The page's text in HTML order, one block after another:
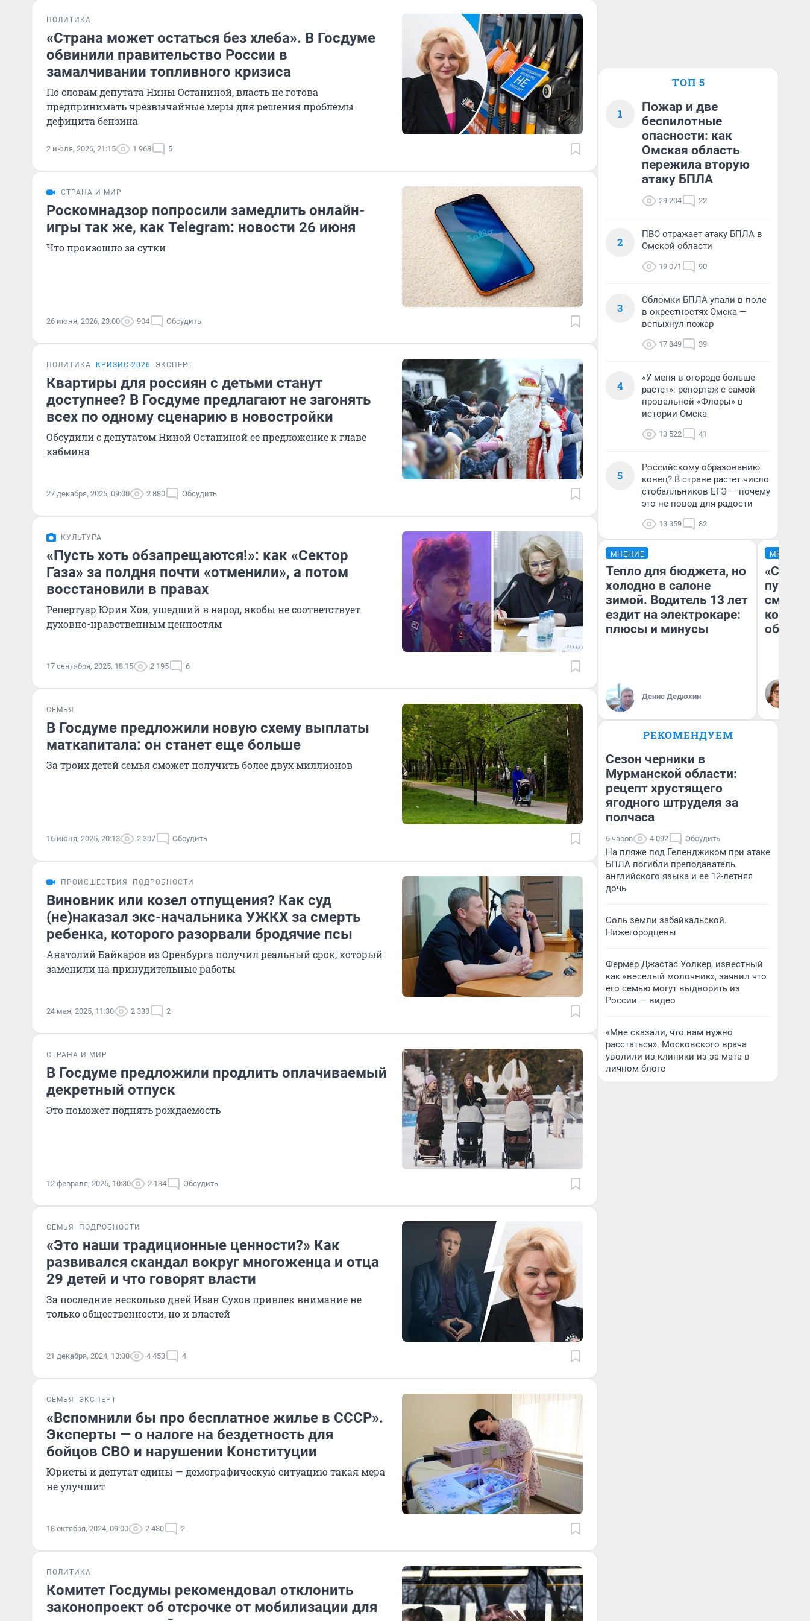
ПОЛИТИКА
«Страна может остаться без хлеба». В Госдуме
обвинили правительство России в
замалчивании топливного кризиса
По словам депутата Нины Останиной, власть не готова
предпринимать чрезвычайные меры для решения проблемы
дефицита бензина
2 июля, 2026, 21:15 1 968 5
СТРАНА И МИР
Роскомнадзор попросили замедлить онлайн-
игры так же, как Telegram: новости 26 июня
Что произошло за сутки
26 июня, 2026, 23:00 904 Обсудить
ПОЛИТИКА КРИЗИС-2026 ЭКСПЕРТ
Квартиры для россиян с детьми станут
доступнее? В Госдуме предлагают не загонять
всех по одному сценарию в новостройки
Обсудили с депутатом Ниной Останиной ее предложение к главе
кабмина
27 декабря, 2025, 09:00 2 880 Обсудить
КУЛЬТУРА
«Пусть хоть обзапрещаются!»: как «Сектор
Газа» за полдня почти «отменили», а потом
восстановили в правах
Репертуар Юрия Хоя, ушедший в народ, якобы не соответствует
духовно-нравственным ценностям
17 сентября, 2025, 18:15 2 195 6
СЕМЬЯ
В Госдуме предложили новую схему выплаты
маткапитала: он станет еще больше
За троих детей семья сможет получить более двух миллионов
16 июня, 2025, 20:13 2 307 Обсудить
ПРОИСШЕСТВИЯ ПОДРОБНОСТИ
Виновник или козел отпущения? Как суд
(не)наказал экс-начальника УЖКХ за смерть
ребенка, которого разорвали бродячие псы
Анатолий Байкаров из Оренбурга получил реальный срок, который
заменили на принудительные работы
24 мая, 2025, 11:30 2 333 2
СТРАНА И МИР
В Госдуме предложили продлить оплачиваемый
декретный отпуск
Это поможет поднять рождаемость
12 февраля, 2025, 10:30 2 134 Обсудить
СЕМЬЯ ПОДРОБНОСТИ
«Это наши традиционные ценности?» Как
развивался скандал вокруг многоженца и отца
29 детей и что говорят власти
За последние несколько дней Иван Сухов привлек внимание не
только общественности, но и властей
21 декабря, 2024, 13:00 4 453 4
СЕМЬЯ ЭКСПЕРТ
«Вспомнили бы про бесплатное жилье в СССР».
Эксперты — о налоге на бездетность для
бойцов СВО и нарушении Конституции
Юристы и депутат едины — демографическую ситуацию такая мера
не улучшит
18 октября, 2024, 09:00 2 480 2
ПОЛИТИКА
Комитет Госдумы рекомендовал отклонить
законопроект об отсрочке от мобилизации для
ТОП 5
1
Пожар и две
беспилотные
опасности: как
Омская область
пережила вторую
атаку БПЛА
29 204 22
2
ПВО отражает атаку БПЛА в
Омской области
19 071 90
3
Обломки БПЛА упали в поле
в окрестностях Омска —
вспыхнул пожар
17 849 39
4
«У меня в огороде больше
растет»: репортаж с самой
провальной «Флоры» в
истории Омска
13 522 41
5
Российскому образованию
конец? В стране растет число
стобалльников ЕГЭ — почему
это не повод для радости
13 359 82
МНЕНИЕ
Тепло для бюджета, но
холодно в салоне
зимой. Водитель 13 лет
ездит на электрокаре:
плюсы и минусы
Денис Дедюхин
МНЕНИЕ
РЕКОМЕНДУЕМ
Сезон черники в
Мурманской области:
рецепт хрустящего
ягодного штруделя за
полчаса
6 часов 4 092 Обсудить
На пляже под Геленджиком при атаке
БПЛА погибли преподаватель
английского языка и ее 12-летняя
дочь
Соль земли забайкальской.
Нижегородцевы
Фермер Джастас Уолкер, известный
как «веселый молочник», заявил что
его семью могут выдворить из
России — видео
«Мне сказали, что нам нужно
расстаться». Московского врача
уволили из клиники из-за мата в
личном блоге